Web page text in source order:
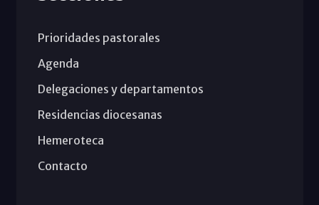
Prioridades pastorales
Agenda
Delegaciones y departamentos
Residencias diocesanas
Hemeroteca
Contacto